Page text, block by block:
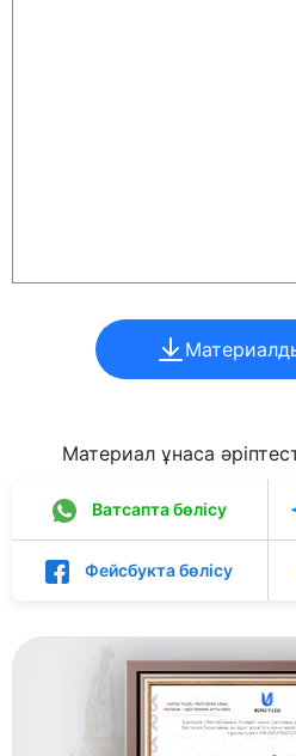
Материал ұнаса
Ватсапта бөлісу
Фейсбукта бөлісу